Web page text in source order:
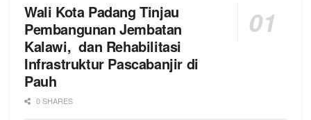
Wali Kota Padang Tinjau
Pembangunan Jembatan
Kalawi, dan Rehabilitasi
Infrastruktur Pascabanjir di
Pauh
0 SHARES